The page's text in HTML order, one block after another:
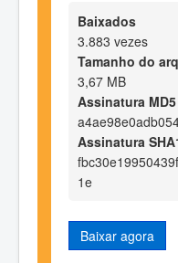
Baixados
3.883 vezes
Tamanho do
3,67 MB
Assinatura MD5
Assinatura
1e
Baixar agora